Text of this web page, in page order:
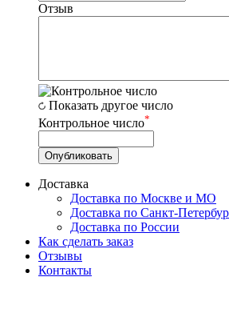
Отзыв
Показать другое число
Контрольное число*
Доставка
Доставка по Москве и МО
Доставка по Санкт-
Доставка по России
Как сделать заказ
Отзывы
Контакты